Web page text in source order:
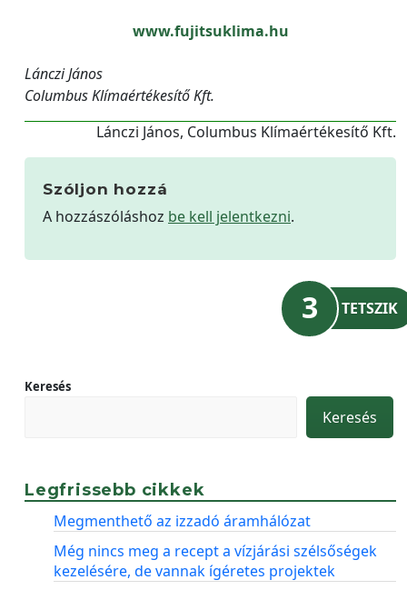
www.fujitsuklima.hu
Lánczi János
Columbus Klímaértékesítő Kft.
Lánczi János, Columbus Klímaértékesítő Kft.
Szóljon hozzá
A hozzászóláshoz be kell jelentkezni.
3 TETSZIK
Keresés
Keresés
Legfrissebb cikkek
Megmenthető az izzadó áramhálózat
Még nincs meg a recept a vízjárási szélsőségek
kezelésére, de vannak ígéretes projektek